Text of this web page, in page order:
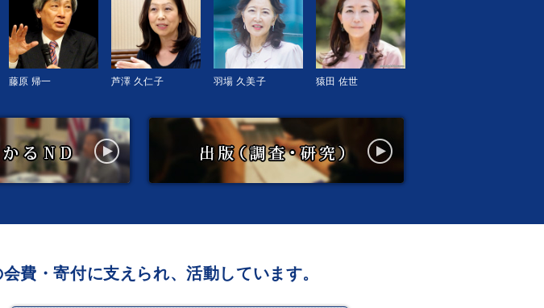
藤原 帰一 芦澤 久仁子 羽場 久美子 猿田 佐世
費・寄付に支えられ、活動しています。